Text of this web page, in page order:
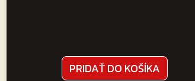
PRIDAŤ DO KOŠÍKA